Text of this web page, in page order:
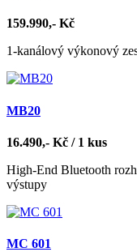
159.990,- Kč
1-kanálový výkonový
MB20
16.490,- Kč / 1 kus
High-End Bluetooth
výstupy
MC 601